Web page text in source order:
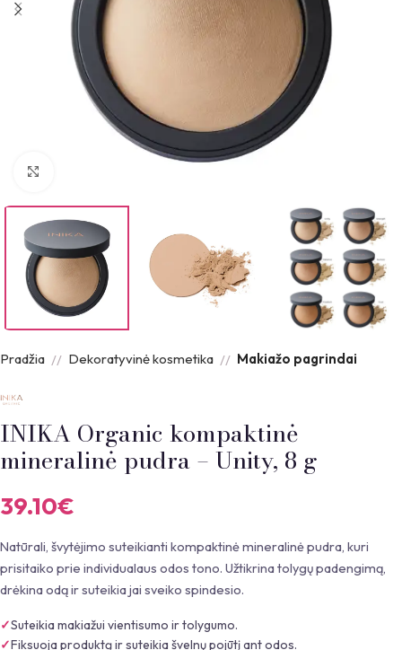
Pradžia Dekoratyvinė kosmetika Makiažo pagrindai
INIKA Organic kompaktinė
mineralinė pudra – Unity, 8 g
39.10€
Natūrali, švytėjimo suteikianti kompaktinė mineralinė pudra, kuri
prisitaiko prie individualaus odos tono. Užtikrina tolygų padengimą,
drėkina odą ir suteikia jai sveiko spindesio.
Suteikia makiažui vientisumo ir tolygumo.
Fiksuoja produktą ir suteikia švelnų pojūtį ant odos.